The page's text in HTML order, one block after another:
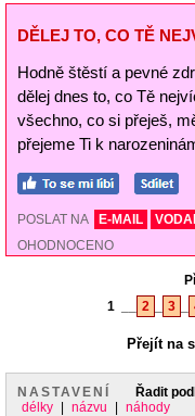
DĚLEJ TO, CO TĚ
Hodně štěstí a pevné
dělej dnes to, co Tě
všechno, co si přeješ,
přejeme Ti k
POSLAT NA E-MAIL
OHODNOCENO
1
2 3
Přejít na
NASTAVENÍ Řadit
délky
názvu
náhody